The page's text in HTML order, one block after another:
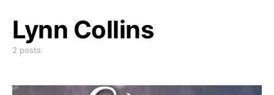
Lynn Collins
2 posts